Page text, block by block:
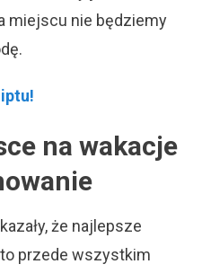
miejscu nie będziemy
na wakacje
że najlepsze
przede wszystkim